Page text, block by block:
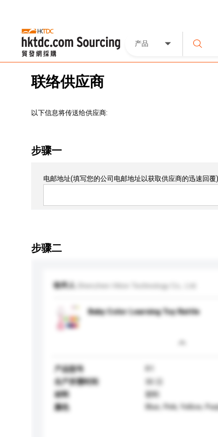
产品
联络供应商
以下信息将传送给供应商:
步骤一
电邮地址(填写您的公司电邮地址以获取供应商的迅速回覆)
步骤二
收件人 Shenzhen Hiton Technology Co., Ltd.
Baby Color Learning Toy Rattle
产品型号
生产所需时间
30 日
材料
塑料
颜色
Blue, Pink, Yellow,